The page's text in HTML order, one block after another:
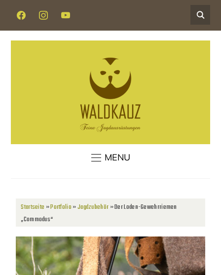
MENU
Startseite»Portfolio»Jagdzubehör»Der Loden-Gewehrriemen
„Commodus“